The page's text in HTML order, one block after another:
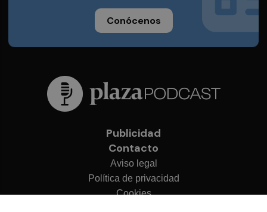
Conócenos
Publicidad
Contacto
Aviso legal
Política de privacidad
Cookies